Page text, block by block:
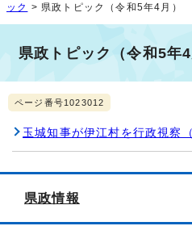
ック > 県政トピック（令和5年4月）
県政トピック（令和5年4
ページ番号1023012
玉城知事が伊江村を行政視察
県政情報